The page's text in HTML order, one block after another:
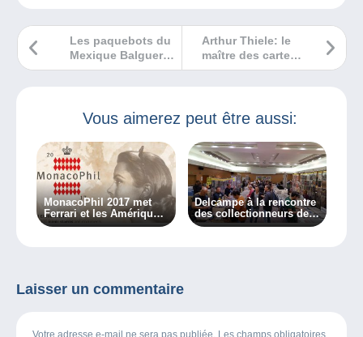
Arthur Thiele: le
maître des cartes
postales
Les paquebots du
Mexique Balguerie
et fils
Vous aimerez peut être aussi:
MonacoPhil 2017 met
Ferrari et les Amériques
à l’honneur !
Delcampe à la rencontre
des collectionneurs de
vinyles !
Laisser un commentaire
Votre adresse e-mail ne sera pas publiée. Les champs obligatoires